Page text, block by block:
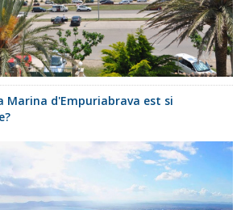
Marina d'Empuriabrava est si